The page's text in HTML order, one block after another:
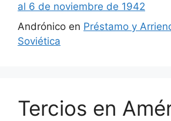
al 6 de noviembre de 1942
Andrónico en Préstamo y
Soviética
Tercios en